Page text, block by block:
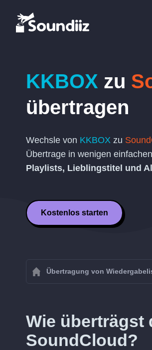
KKBOX zu
übertragen
Wechsle von KKBOX zu
Übertrage in wenigen
Playlists, Lieblingstitel und
Kostenlos starten
Übertragung von
Wie überträgst
SoundCloud?